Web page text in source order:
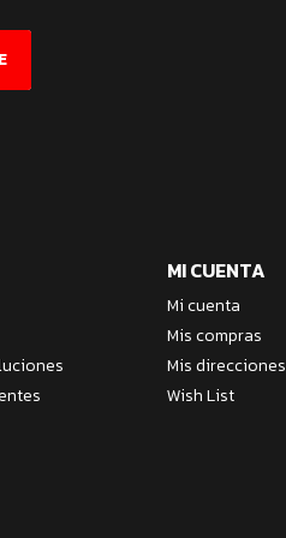
MI CUENTA
Mi cuenta
Mis compras
Mis direcciones
Wish List